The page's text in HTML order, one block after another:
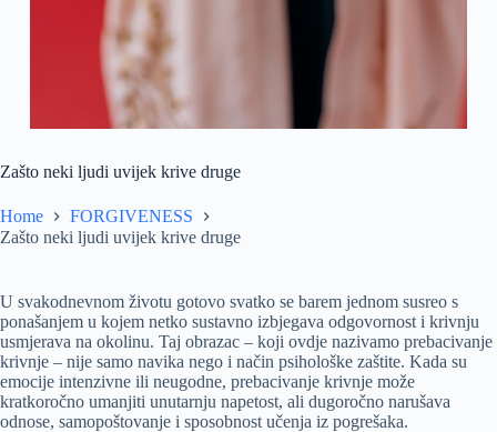
Zašto neki ljudi uvijek krive druge
Home
FORGIVENESS
Zašto neki ljudi uvijek krive druge
U svakodnevnom životu gotovo svatko se barem jednom susreo s
ponašanjem u kojem netko sustavno izbjegava odgovornost i krivnju
usmjerava na okolinu. Taj obrazac – koji ovdje nazivamo prebacivanje
krivnje – nije samo navika nego i način psihološke zaštite. Kada su
emocije intenzivne ili neugodne, prebacivanje krivnje može
kratkoročno umanjiti unutarnju napetost, ali dugoročno narušava
odnose, samopoštovanje i sposobnost učenja iz pogrešaka.